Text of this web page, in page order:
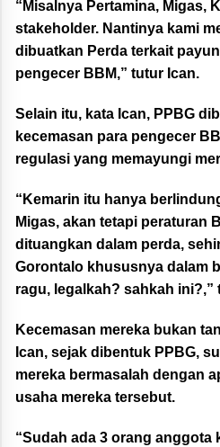
“Misalnya Pertamina, Migas,
stakeholder. Nantinya kami
dibuatkan Perda terkait
pengecer BBM,” tutur Ican.
Selain itu, kata Ican, PPBG
kecemasan para pengecer
regulasi yang memayungi
“Kemarin itu hanya
Migas, akan tetapi peraturan
dituangkan dalam perda,
Gorontalo khususnya dalam
ragu, legalkah? sahkah ini?,”
Kecemasan mereka bukan
Ican, sejak dibentuk PPBG,
mereka bermasalah dengan
usaha mereka tersebut.
“Sudah ada 3 orang anggota